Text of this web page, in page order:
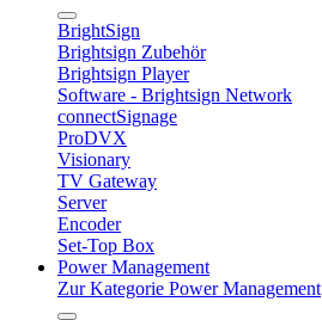
BrightSign
Brightsign Zubehör
Brightsign Player
Software - Brightsign Network
connectSignage
ProDVX
Visionary
TV Gateway
Server
Encoder
Set-Top Box
Power Management
Zur Kategorie Power Management